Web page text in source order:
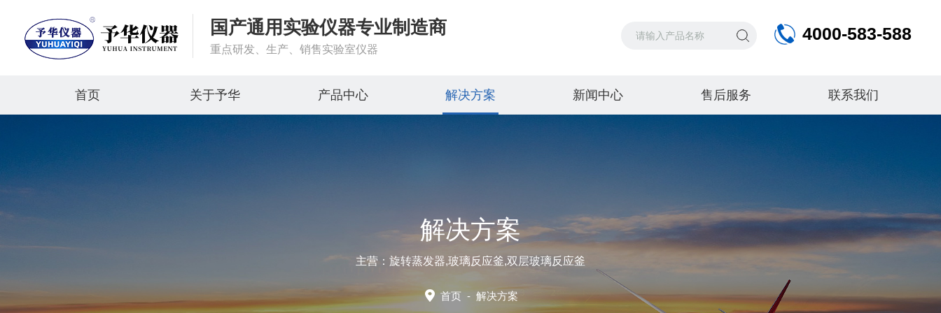
国产通用实验仪器专业制造商
重点研发、生产、销售实验室仪器
4000-583-588
首页 关于予华 产品中心 解决方案 新闻中心 售后服务 联系我们
解决方案
主营：旋转蒸发器,玻璃反应釜,双层玻璃反应釜
首页 - 解决方案